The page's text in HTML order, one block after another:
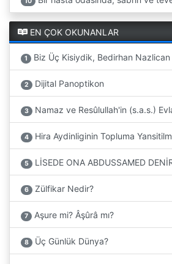
EN ÇOK OKUNANLAR
1 Biz Üç Kisiydik, Bedirhan Nazlican
2 Dijital Panoptikon
3 Namaz ve Resûlullah'in (s.a.s.)
4 Hira Aydinliginin Topluma
5 LİSEDE ONA ABDUSSAMED
6 Zülfikar Nedir?
7 Aşure mi? Âşûrâ mı?
8 Üç Günlük Dünya?